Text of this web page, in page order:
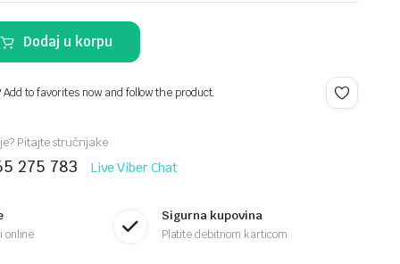
Dodaj u korpu
to favorites now and follow the product.
Pitajte stručnjake
275 783 Live Viber Chat
online
Sigurna kupovina
Platite debitnom karticom